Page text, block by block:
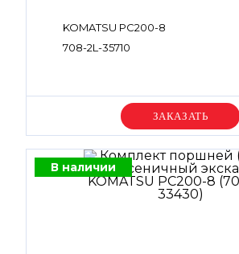
KOMATSU PC200-8
708-2L-35710
Уточняйте цену
В наличии